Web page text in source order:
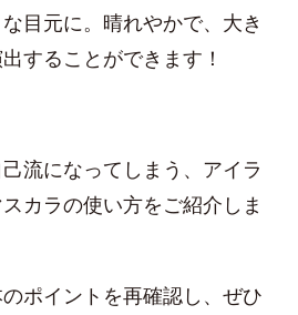
目元に。晴れやかで、大き
することができます！
流になってしまう、アイラ
カラの使い方をご紹介しま
ポイントを再確認し、ぜひ